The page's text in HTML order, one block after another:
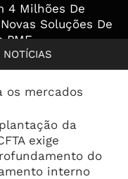
NOTÍCIAS
os mercados
da
exige
do
interno
4 Milhões De
Soluções De
PME
Pode
Governação